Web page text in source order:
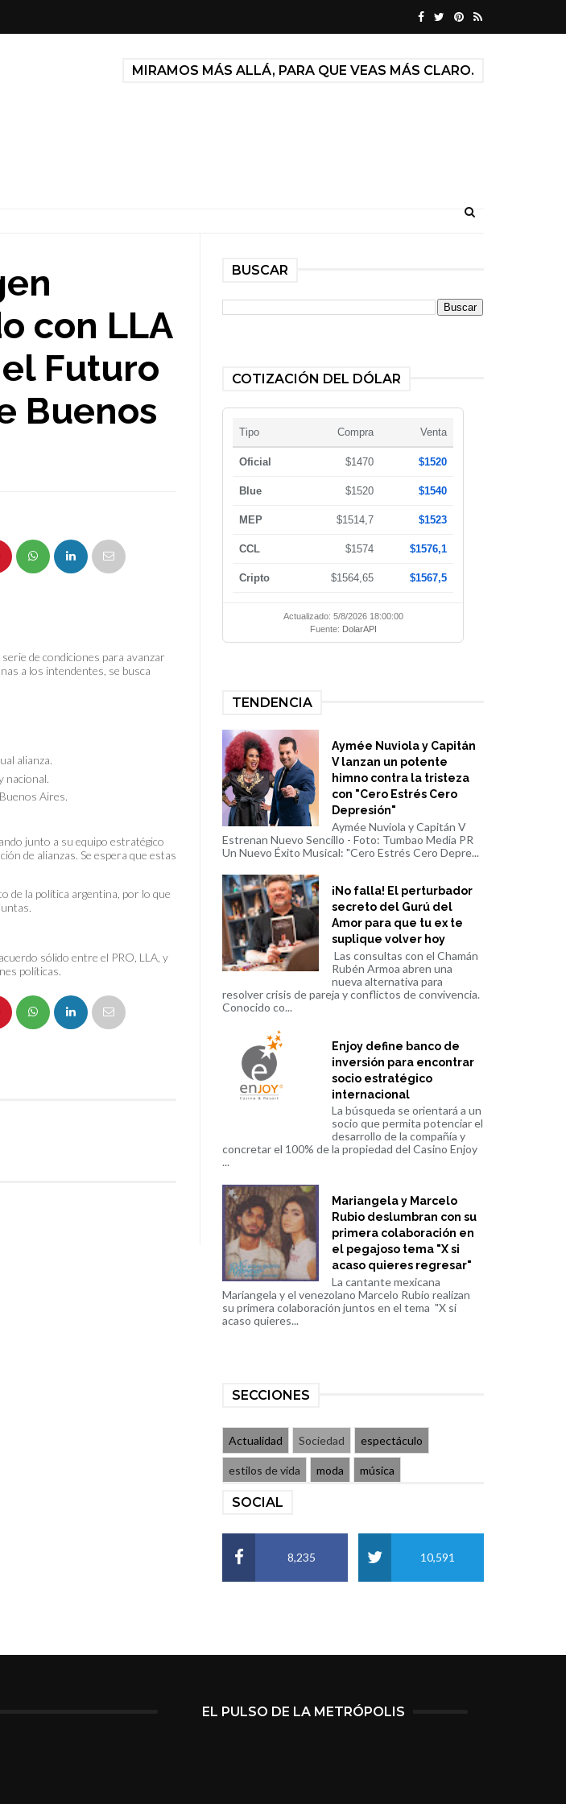
MIRAMOS MÁS ALLÁ, PARA QUE VEAS MÁS CLARO.
con LLA
Futuro
Buenos
de condiciones para avanzar
a los intendentes, se busca
alianza.
nacional.
Aires.
junto a su equipo estratégico
de alianzas. Se espera que estas
de la política argentina, por lo que
sólido entre el PRO, LLA, y
políticas.
BUSCAR
COTIZACIÓN DEL DÓLAR
Tipo Compra Venta
Oficial $1470 $1520
Blue $1520 $1540
MEP $1514,7 $1523
CCL $1574 $1576,1
Cripto $1564,65 $1567,5
Actualizado: 5/8/2026 18:00:00
Fuente: DolarAPI
TENDENCIA
Aymée Nuviola y Capitán
V lanzan un potente
himno contra la tristeza
con "Cero Estrés Cero
Depresión"
Aymée Nuviola y Capitán V
Estrenan Nuevo Sencillo - Foto: Tumbao Media PR
Un Nuevo Éxito Musical: "Cero Estrés Cero Depre...
¡No falla! El perturbador
secreto del Gurú del
Amor para que tu ex te
suplique volver hoy
Las consultas con el Chamán
Rubén Armoa abren una
nueva alternativa para
resolver crisis de pareja y conflictos de convivencia.
Conocido co...
Enjoy define banco de
inversión para encontrar
socio estratégico
internacional
La búsqueda se orientará a un
socio que permita potenciar el
desarrollo de la compañía y
concretar el 100% de la propiedad del Casino Enjoy
...
Mariangela y Marcelo
Rubio deslumbran con su
primera colaboración en
el pegajoso tema "X si
acaso quieres regresar"
La cantante mexicana
Mariangela y el venezolano Marcelo Rubio realizan
su primera colaboración juntos en el tema "X si
acaso quieres...
SECCIONES
Actualidad Sociedad espectáculo
estilos de vida moda música
SOCIAL
8,235 10,591
EL PULSO DE LA METRÓPOLIS